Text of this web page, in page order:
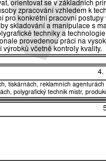
orientovat se v základních
zpracování vzhledem k
konkrétní pracovní postupy
skladování a manipulace s
techniky a
provedenou práci na
včetně kontroly kvality.
4.
tiskárnách, reklamních
polygrafický technik mistr,